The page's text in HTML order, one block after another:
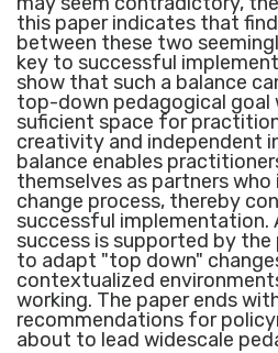
this paper indicates that
between these two
key to successful
show that such a balance
top-down pedagogical goal
suficient space for
creativity and independent
balance enables
themselves as partners
change process, thereby
successful implementation.
success is supported by
to adapt "top down"
contextualized
working. The paper ends
recommendations for
about to lead widescale